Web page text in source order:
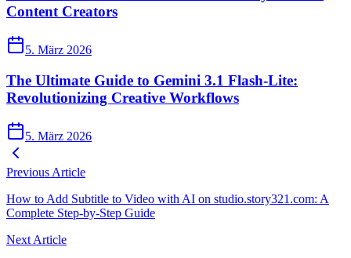
Content Creators
5. März 2026
The Ultimate Guide to Gemini 3.1 Flash-Lite:
Revolutionizing Creative Workflows
5. März 2026
Previous Article
How to Add Subtitle to Video with AI on studio.story321.com: A
Complete Step-by-Step Guide
Next Article